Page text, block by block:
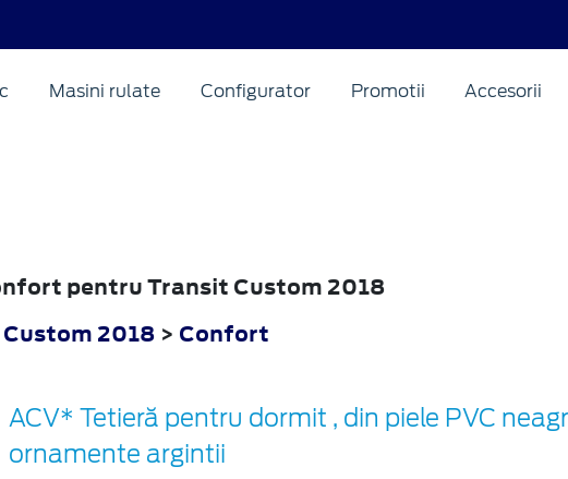
Masini rulate Configurator Promotii Accesorii
pentru Transit Custom 2018
2018 > Confort
ACV* Tetieră pentru dormit , din piele PVC
ornamente argintii